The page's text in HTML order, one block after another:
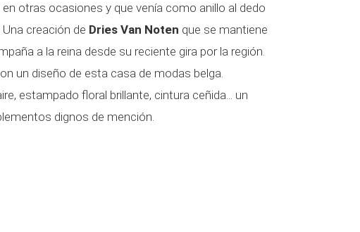
en otras ocasiones y que venía como anillo al dedo
creación de Dries Van Noten que se mantiene
a la reina desde su reciente gira por la región.
un diseño de esta casa de modas belga.
estampado floral brillante, cintura ceñida... un
dignos de mención.